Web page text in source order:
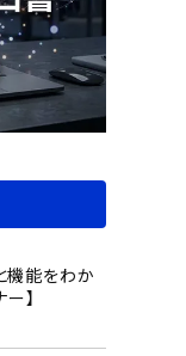
機能をわか
】